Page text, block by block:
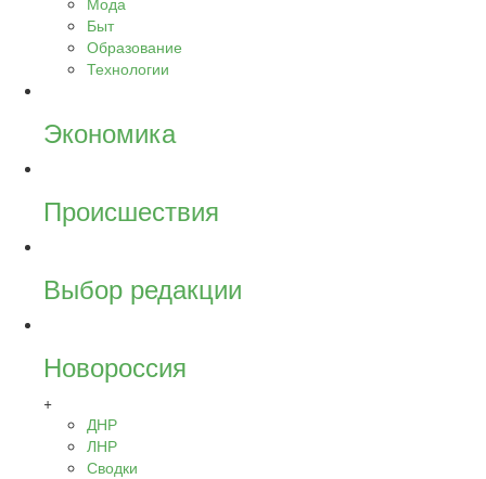
Быт
Образование
Технологии
Экономика
Происшествия
Выбор редакции
Новороссия
+
ДНР
ЛНР
Сводки